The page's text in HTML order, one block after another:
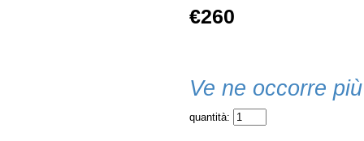
€260
Ve ne occorre
quantità: